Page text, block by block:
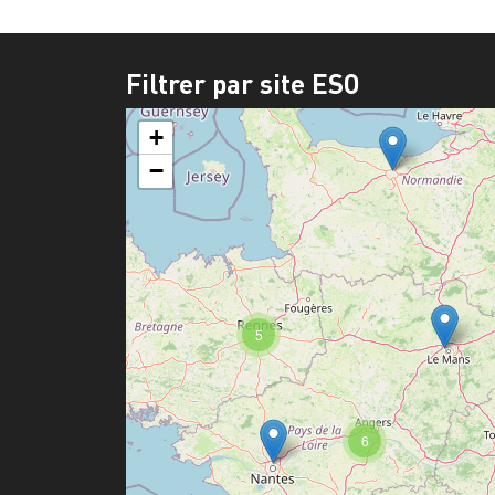
Filtrer par site ESO
6
5
+
−